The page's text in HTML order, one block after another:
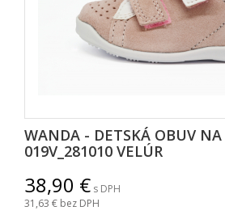
WANDA - DETSKÁ OBUV NA
019V_281010 VELÚR
38,90
s DPH
31,63 bez DPH